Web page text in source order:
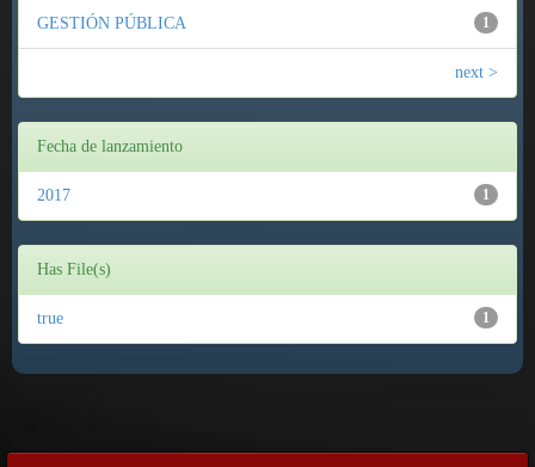
1
GESTIÓN PÚBLICA
next >
Fecha de lanzamiento
1
2017
Has File(s)
1
true